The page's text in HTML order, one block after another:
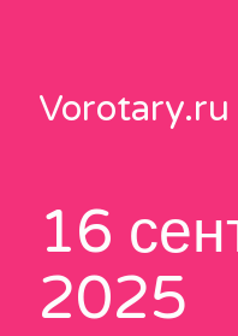
contentVorotary.ru
16
2025